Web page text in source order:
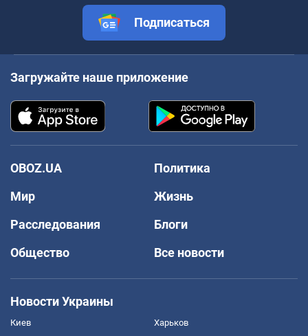
Подписаться
Загружайте наше приложение
OBOZ.UA
Политика
Мир
Жизнь
Расследования
Блоги
Общество
Все новости
Новости Украины
Киев Харьков